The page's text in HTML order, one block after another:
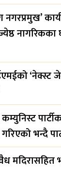
‘नेक्स्ट
कम्युनिस्ट
गरिएको भन्दै
मदिरासहित